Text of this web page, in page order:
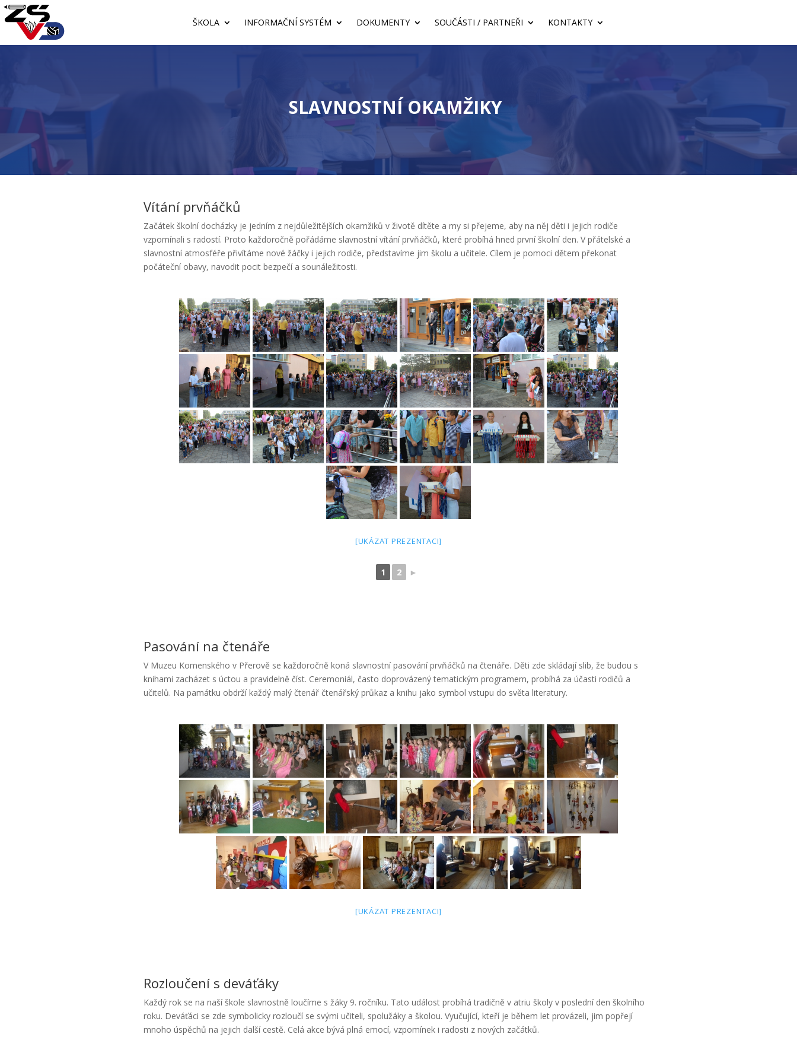
ŠKOLA INFORMAČNÍ SYSTÉM DOKUMENTY SOUČÁSTI / PARTNEŘI KONTAKTY
SLAVNOSTNÍ OKAMŽIKY
Vítání prvňáčků
Začátek školní docházky je jedním z nejdůležitějších okamžiků v životě dítěte a my si přejeme, aby na něj děti i jejich rodiče
vzpomínali s radostí. Proto každoročně pořádáme slavnostní vítání prvňáčků, které probíhá hned první školní den. V přátelské a
slavnostní atmosféře přivítáme nové žáčky i jejich rodiče, představíme jim školu a učitele. Cílem je pomoci dětem překonat
počáteční obavy, navodit pocit bezpečí a sounáležitosti.
[UKÁZAT PREZENTACI]
1 2 ►
Pasování na čtenáře
V Muzeu Komenského v Přerově se každoročně koná slavnostní pasování prvňáčků na čtenáře. Děti zde skládají slib, že budou s
knihami zacházet s úctou a pravidelně číst. Ceremoniál, často doprovázený tematickým programem, probíhá za účasti rodičů a
učitelů. Na památku obdrží každý malý čtenář čtenářský průkaz a knihu jako symbol vstupu do světa literatury.
[UKÁZAT PREZENTACI]
Rozloučení s deváťáky
Každý rok se na naší škole slavnostně loučíme s žáky 9. ročníku. Tato událost probíhá tradičně v atriu školy v poslední den školního
roku. Deváťáci se zde symbolicky rozloučí se svými učiteli, spolužáky a školou. Vyučující, kteří je během let provázeli, jim popřejí
mnoho úspěchů na jejich další cestě. Celá akce bývá plná emocí, vzpomínek i radosti z nových začátků.